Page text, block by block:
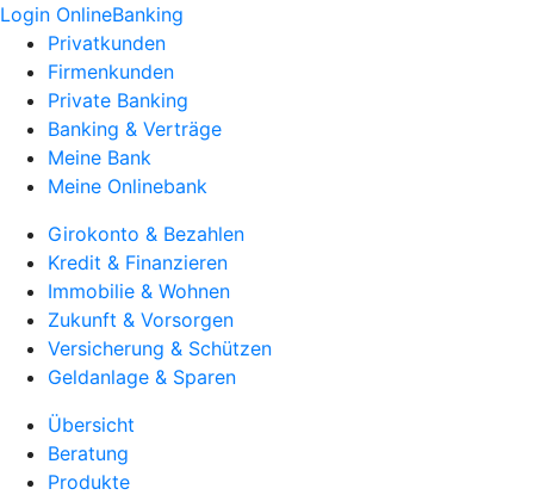
Login OnlineBanking
Privatkunden
Firmenkunden
Private Banking
Banking & Verträge
Meine Bank
Meine Onlinebank
Girokonto & Bezahlen
Kredit & Finanzieren
Immobilie & Wohnen
Zukunft & Vorsorgen
Versicherung & Schützen
Geldanlage & Sparen
Übersicht
Beratung
Produkte